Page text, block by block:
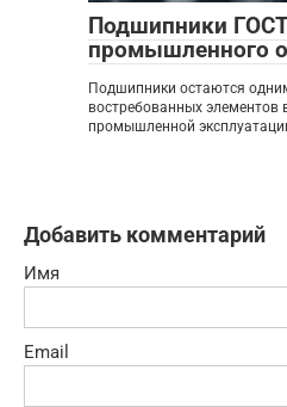
Подшипники
промышленного
Подшипники остаются
востребованных элементов
промышленной
Добавить комментарий
Имя
Email